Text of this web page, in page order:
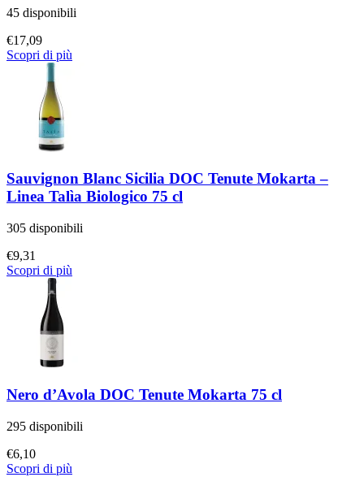
45 disponibili
€17,09
Scopri di più
Sauvignon Blanc Sicilia DOC Tenute Mokarta –
Linea Talìa Biologico 75 cl
305 disponibili
€9,31
Scopri di più
Nero d’Avola DOC Tenute Mokarta 75 cl
295 disponibili
€6,10
Scopri di più